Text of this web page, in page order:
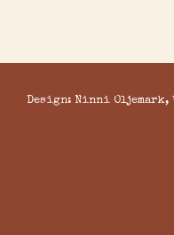
Design: Ninni Oljemark,